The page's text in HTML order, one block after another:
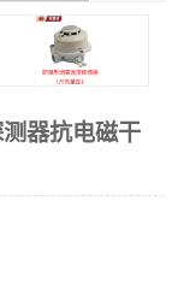
器抗电磁干